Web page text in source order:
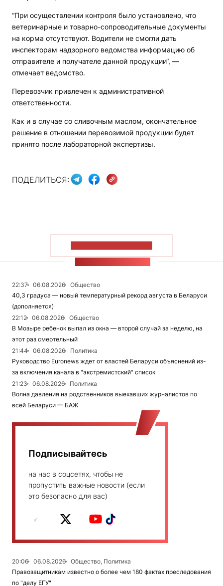
“При осуществлении контроля было установлено, что
ветеринарные и товарно-сопроводительные документы
на корма отсутствуют. Водители не смогли дать
инспекторам надзорного ведомства информацию об
отправителе и получателе данной продукции“, —
отмечает ведомство.
Перевозчик привлечен к административной
ответственности.
Как и в случае со сливочным маслом, окончательное
решение в отношении перевозимой продукции будет
принято после лабораторной экспертизы.
ПОДЕЛИТЬСЯ:
22:37 06.08.2026
Общество
40,3 градуса — новый температурный рекорд августа в Беларуси
(дополняется)
22:12
06.08.2026
Общество
В Мозыре ребенок выпал из окна — второй случай за неделю, на
этот раз смертельный
21:44
06.08.2026
Политика
Руководство Euronews ждет от властей Беларуси объяснений из-
за включения канала в "экстремистский" список
21:23
06.08.2026
Политика
Волна давления на родственников выехавших журналистов по
всей Беларуси — БАЖ
Подписывайтесь
на нас в соцсетях, чтобы не
пропустить важные новости (если
это безопасно для вас)
20:06 06.08.2026
Общество, Политика
Правозащитникам известно о более чем 180 фактах преследования
по "делу ЕГУ"